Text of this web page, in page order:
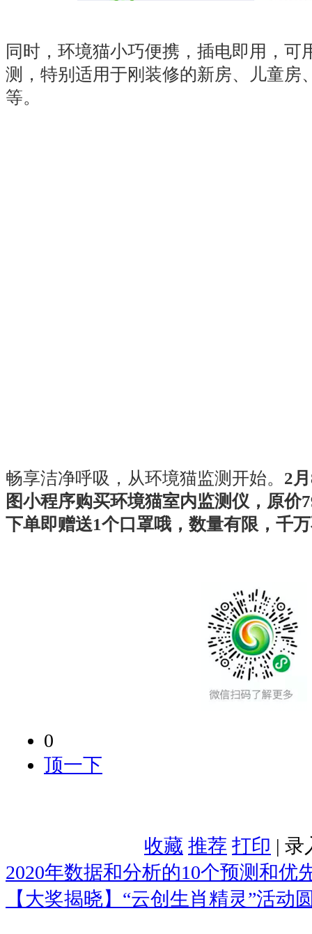
同时，环境猫小巧便携，插电即用，可
测，特别适用于刚装修的新房、儿童房
等。
畅享洁净呼吸，从环境猫监测开始。 2
图小程序购买环境猫室内监测仪，原价
下单即赠送1个口罩哦，数量有限，千
0
顶一下
收藏 推荐 打印 | 录
2020年数据和分析的10个预测和优
【大奖揭晓】“云创生肖精灵”活动